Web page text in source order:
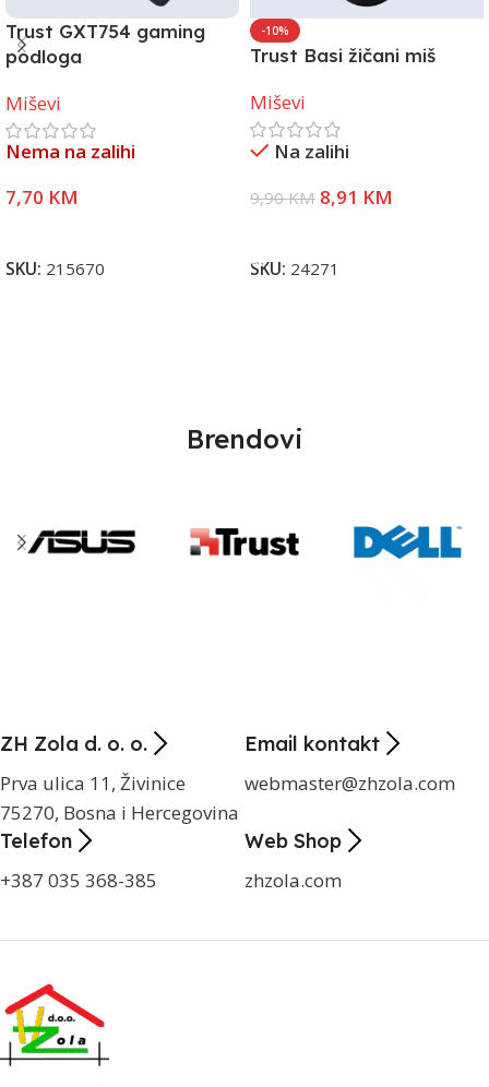
Trust GXT754 gaming
podloga
Miševi
Nema na zalihi
7,70 KM
SKU: 215670
-10%
Trust Basi žičani miš
Miševi
Na zalihi
9,90KM 8,91 KM
SKU: 24271
Brendovi
ZH Zola d. o. o.
Prva ulica 11, Živinice
75270, Bosna i Hercegovina
Email kontakt
webmaster@zhzola.com
Telefon
+387 035 368-385
Web Shop
zhzola.com